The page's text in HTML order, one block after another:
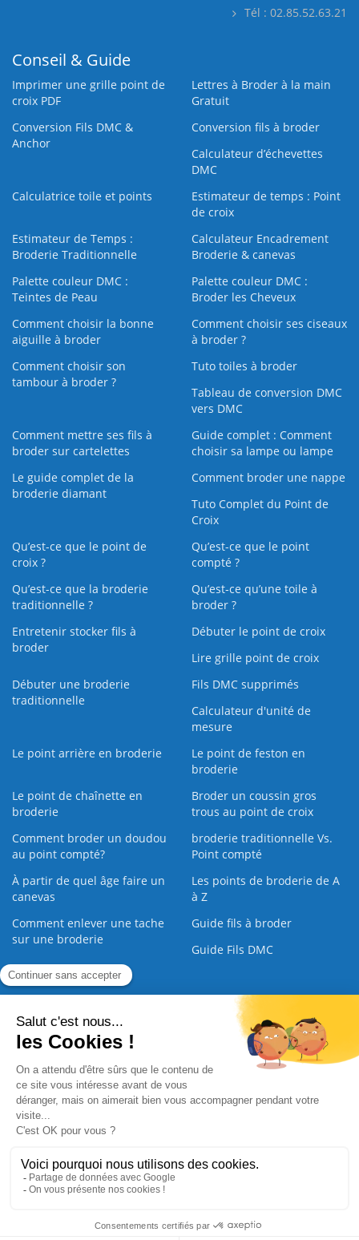
Tél : 02.85.52.63.21
Conseil & Guide
Imprimer une grille point de
croix PDF
Lettres à Broder à la main
Gratuit
Conversion Fils DMC &
Anchor
Conversion fils à broder
Calculateur d’échevettes
DMC
Calculatrice toile et points
Estimateur de temps : Point
de croix
Estimateur de Temps :
Broderie Traditionnelle
Calculateur Encadrement
Broderie & canevas
Palette couleur DMC :
Teintes de Peau
Palette couleur DMC :
Broder les Cheveux
Comment choisir la bonne
aiguille à broder
Comment choisir ses ciseaux
à broder ?
Comment choisir son
tambour à broder ?
Tuto toiles à broder
Tableau de conversion DMC
vers DMC
Comment mettre ses fils à
broder sur cartelettes
Guide complet : Comment
choisir sa lampe ou lampe
Le guide complet de la
broderie diamant
Comment broder une nappe
Tuto Complet du Point de
Croix
Qu’est-ce que le point de
croix ?
Qu’est-ce que le point
compté ?
Qu’est-ce que la broderie
traditionnelle ?
Qu’est‑ce qu’une toile à
broder ?
Entretenir stocker fils à
broder
Débuter le point de croix
Lire grille point de croix
Débuter une broderie
traditionnelle
Fils DMC supprimés
Calculateur d'unité de
mesure
Le point arrière en broderie
Le point de feston en
broderie
Le point de chaînette en
broderie
Broder un coussin gros
trous au point de croix
Comment broder un doudou
au point compté?
broderie traditionnelle Vs.
Point compté
À partir de quel âge faire un
canevas
Les points de broderie de A
à Z
Comment enlever une tache
sur une broderie
Guide fils à broder
Guide Fils DMC
Guide de la Broderie
Commande Papier Qui sommes nous Nous contacter |
Paiement sécurisé
2008 - 2026 © CreaMagic. ALL Rights Reserved.